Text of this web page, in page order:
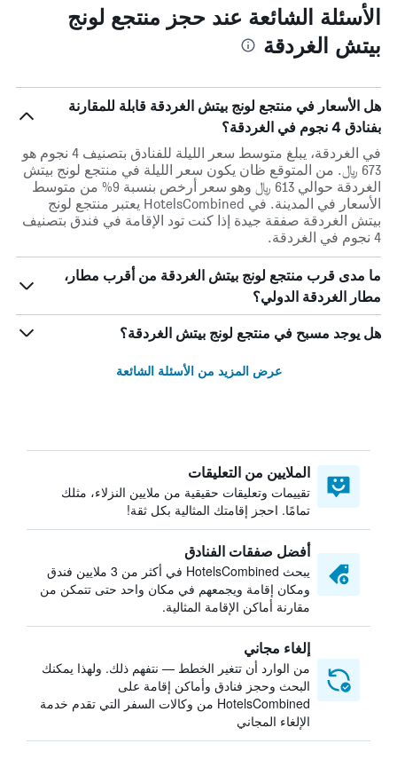
الأسئلة الشائعة عند حجز منتجع لونج
بيتش الغردقة
هل الأسعار في منتجع لونج بيتش الغردقة قابلة للمقارنة
بفنادق 4 نجوم في الغردقة؟
في الغردقة، يبلغ متوسط ​​سعر الليلة للفنادق بتصنيف 4 نجوم هو
673 ﷼. من المتوقع ظان يكون سعر الليلة في منتجع لونج بيتش
الغردقة حوالي 613 ﷼ وهو سعر أرخص بنسبة 9% من متوسط
الأسعار في المدينة. في HotelsCombined يعتبر منتجع لونج
بيتش الغردقة صفقة جيدة إذا كنت تود الإقامة في فندق بتصنيف
4 نجوم في الغردقة.
ما مدى قرب منتجع لونج بيتش الغردقة من أقرب مطار،
مطار الغردقة الدولي؟
هل يوجد مسبح في منتجع لونج بيتش الغردقة؟
عرض المزيد من الأسئلة الشائعة
الملايين من التعليقات
تقييمات وتعليقات حقيقية من ملايين النزلاء، مثلك
تمامًا. احجز إقامتك المثالية بكل ثقة!
أفضل صفقات الفنادق
يبحث HotelsCombined في أكثر من 3 ملايين فندق
ومكان إقامة ويجمعهم في مكان واحد حتى تتمكن من
مقارنة أماكن الإقامة المثالية.
إلغاء مجاني
من الوارد أن تتغير الخطط — نتفهم ذلك. ولهذا يمكنك
البحث وحجز فنادق وأماكن إقامة على
HotelsCombined من وكالات السفر التي تقدم خدمة
الإلغاء المجاني